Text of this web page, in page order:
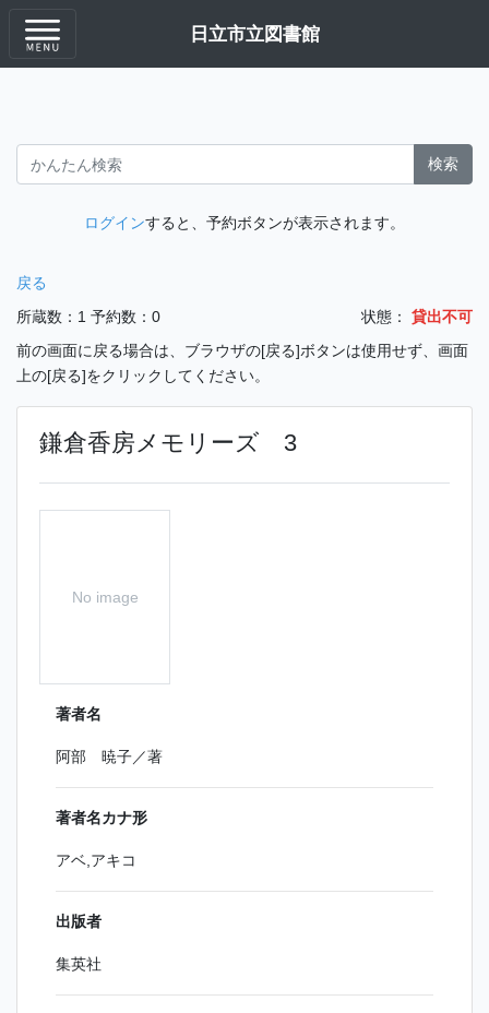
日立市立図書館
検索
ログインすると、予約ボタンが表示されます。
戻る
所蔵数：1 予約数：0 状態：
貸出不可
前の画面に戻る場合は、ブラウザの[戻る]ボタンは使用せず、画面
上の[戻る]をクリックしてください。
鎌倉香房メモリーズ 3
No image
著者名
阿部 暁子／著
著者名カナ形
アベ,アキコ
出版者
集英社